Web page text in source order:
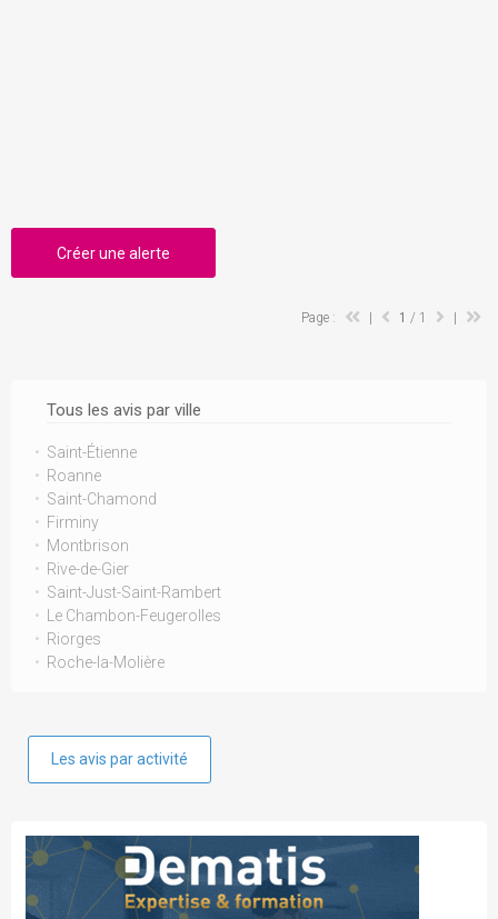
Tous les avis par ville
Saint-Étienne
Roanne
Saint-Chamond
Firminy
Montbrison
Rive-de-Gier
Saint-Just-Saint-Rambert
Le Chambon-Feugerolles
Riorges
Roche-la-Molière
Les avis par activité
Créer une alerte
Page : 1 / 1